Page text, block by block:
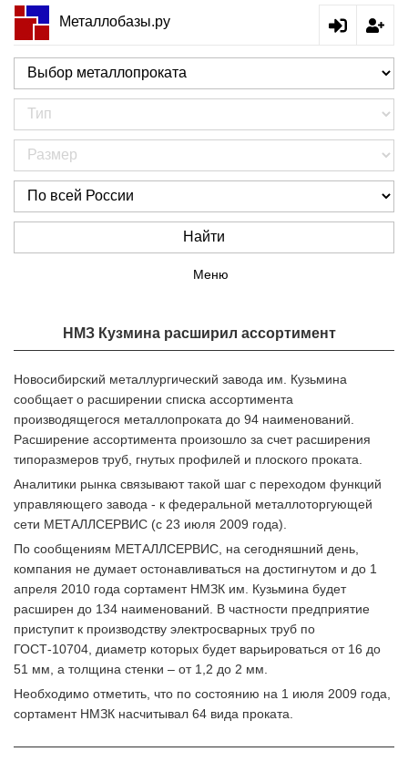
Металлобазы.ру
Найти
Меню
НМЗ Кузмина расширил ассортимент
Новосибирский металлургический завода им. Кузьмина
сообщает о расширении списка ассортимента
производящегося металлопроката до 94 наименований.
Расширение ассортимента произошло за счет расширения
типоразмеров труб, гнутых профилей и плоского проката.
Аналитики рынка связывают такой шаг с переходом функций
управляющего завода - к федеральной металлоторгующей
сети МЕТАЛЛСЕРВИС (с 23 июля 2009 года).
По сообщениям МЕТАЛЛСЕРВИС, на сегодняшний день,
компания не думает остонавливаться на достигнутом и до 1
апреля 2010 года сортамент НМЗК им. Кузьмина будет
расширен до 134 наименований. В частности предприятие
приступит к производству электросварных труб по
ГОСТ-10704, диаметр которых будет варьироваться от 16 до
51 мм, а толщина стенки – от 1,2 до 2 мм.
Необходимо отметить, что по состоянию на 1 июля 2009 года,
сортамент НМЗК насчитывал 64 вида проката.